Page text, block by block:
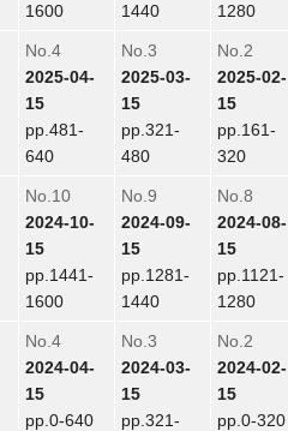
1600
1440
1280
No.4
2025-04-
15
pp.481-
640
No.3
2025-03-
15
pp.321-
480
No.2
2025-02-
15
pp.161-
320
No.10
2024-10-
15
pp.1441-
1600
No.9
2024-09-
15
pp.1281-
1440
No.8
2024-08-
15
pp.1121-
1280
No.4
2024-04-
15
pp.0-640
No.3
2024-03-
15
pp.321-
No.2
2024-02-
15
pp.0-320